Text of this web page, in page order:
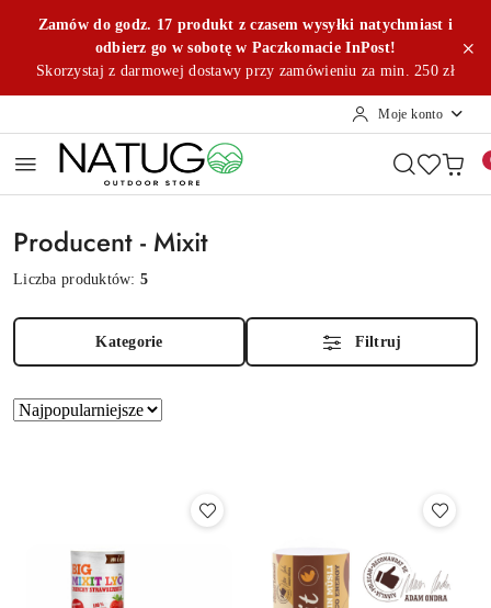
Przejdź do treści głównej
Przejdź do wyszukiwarki
Przejdź do moje konto
Przejdź do menu głównego
Przejdź do stopki
Zamów do godz. 17 produkt z czasem wysyłki natychmiast i
odbierz go w sobotę w Paczkomacie InPost!
Skorzystaj z darmowej dostawy przy zamówieniu za min. 250 zł
Moje konto
Producent - Mixit
Liczba produktów:5
Kategorie Filtruj
Zastosowano
Sortuj